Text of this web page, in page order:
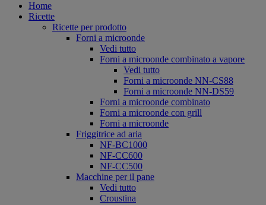
Home
Ricette
Ricette per prodotto
Forni a microonde
Vedi tutto
Forni a microonde combinato a vapore
Vedi tutto
Forni a microonde NN-CS88
Forni a microonde NN-DS59
Forni a microonde combinato
Forni a microonde con grill
Forni a microonde
Friggitrice ad aria
NF-BC1000
NF-CC600
NF-CC500
Macchine per il pane
Vedi tutto
Croustina